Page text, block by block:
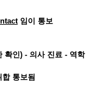
임이 통보
확인) - 의사 진료 - 역학
통보됨